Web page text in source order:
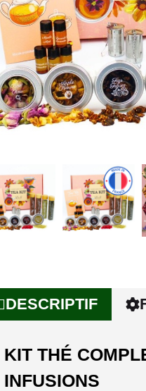
DESCRIPTIF
KIT THÉ
INFUSIONS